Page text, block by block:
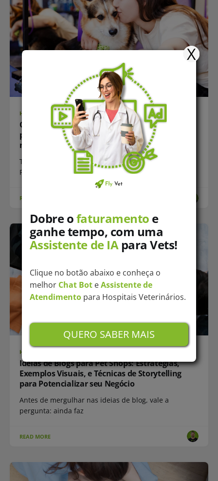
HUB-PET-SHOP
O que incluir em um kit de redes sociais para
pet shops: Guia completo para ampliar seu
negócio
Tempo estimado de leitura: 10 minutos Principais
Pontos Ter o kit certo
READ MORE
HUB-PET-SHOP
Ideias de Blogs para Pet Shops: Estratégias,
Exemplos Visuais, e Técnicas de Storytelling
para Potencializar seu Negócio
Antes de mergulhar nas ideias de blog, vale a
pergunta: ainda faz
READ MORE
X
Dobre ofaturamento e
ganhe tempo, com uma
Assistente de IApara Vets!
Clique no botão abaixo e conheça o
melhor Chat BoteAssistente de
Atendimentopara Hospitais Veterinários.
QUERO SABER MAIS